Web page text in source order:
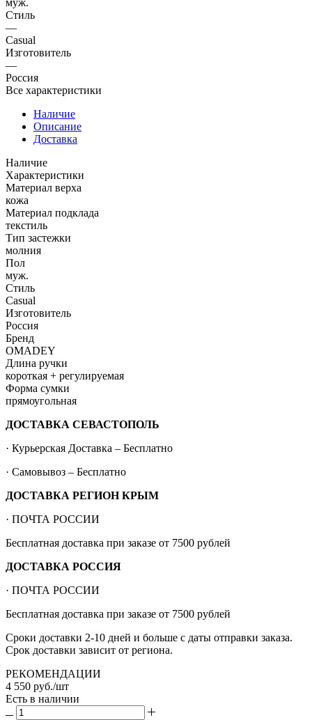
Стиль
—
Casual
Изготовитель
—
Россия
Все характеристики
Наличие
Описание
Доставка
Наличие
Характеристики
Материал верха
кожа
Материал подклада
текстиль
Тип застежки
молния
Пол
муж.
Стиль
Casual
Изготовитель
Россия
Бренд
OMADEY
Длина ручки
короткая + регулируемая
Форма сумки
прямоугольная
ДОСТАВКА СЕВАСТОПОЛЬ
· Курьерская Доставка – Бесплатно
· Самовывоз – Бесплатно
ДОСТАВКА РЕГИОН КРЫМ
· ПОЧТА РОССИИ
Бесплатная доставка при заказе от 7500 рублей
ДОСТАВКА РОССИЯ
· ПОЧТА РОССИИ
Бесплатная доставка при заказе от 7500 рублей
Сроки доставки 2-10 дней и больше с даты отправки заказа.
Срок доставки зависит от региона.
РЕКОМЕНДАЦИИ
4 550 руб./шт
Есть в наличии